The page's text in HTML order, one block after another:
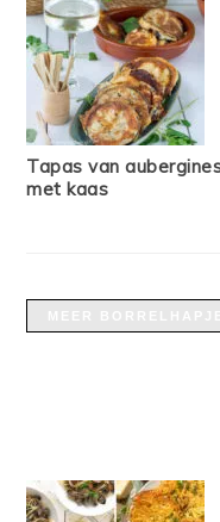
Tapas van
met kaas